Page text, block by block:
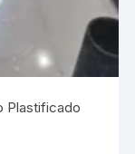
Plastificado